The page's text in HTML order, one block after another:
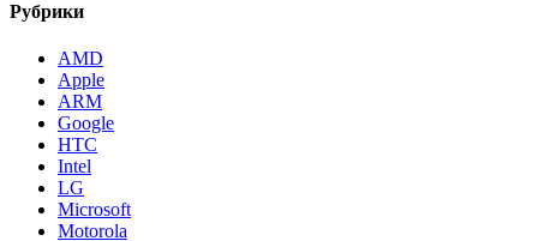
Рубрики
AMD
Apple
ARM
Google
HTC
Intel
LG
Microsoft
Motorola